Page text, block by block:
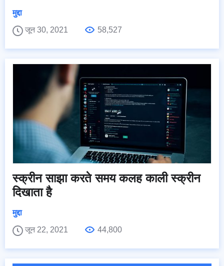
मुद्दा
जून 30, 2021
58,527
स्क्रीन साझा करते समय कलह काली स्क्रीन
दिखाता है
मुद्दा
जून 22, 2021
44,800